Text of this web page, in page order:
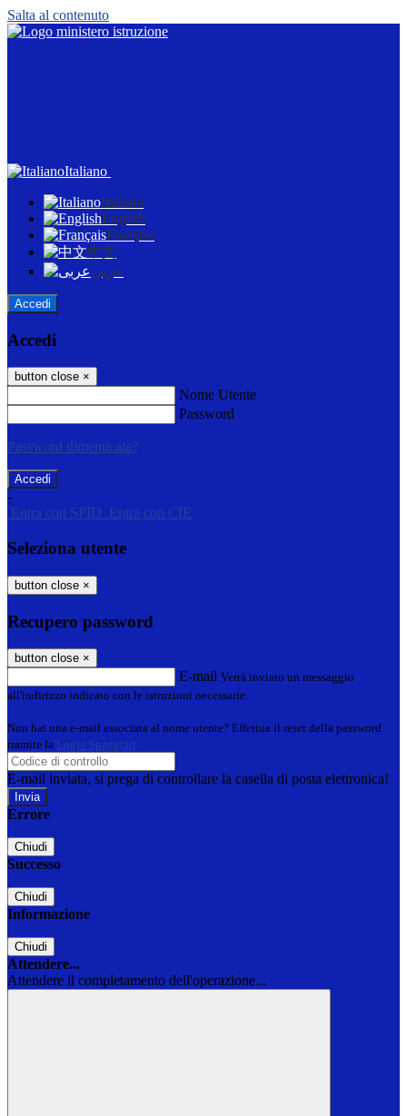
Salta al contenuto
Italiano
Italiano
English
Français
中文
عربى
Accedi
Accedi
button close ×
Nome Utente
Password
Password dimenticata?
-
Entra con SPID
Entra con CIE
Seleziona utente
button close ×
Recupero password
button close ×
E-mail Verrà inviato un messaggio
all'indirizzo indicato con le istruzioni necessarie.
Non hai una e-mail associata al nome utente? Effettua il reset della password
tramite la Login Spaggiari
E-mail inviata, si prega di controllare la casella di posta elettronica!
Errore
Chiudi
Successo
Chiudi
Informazione
Chiudi
Attendere...
Attendere il completamento dell'operazione...